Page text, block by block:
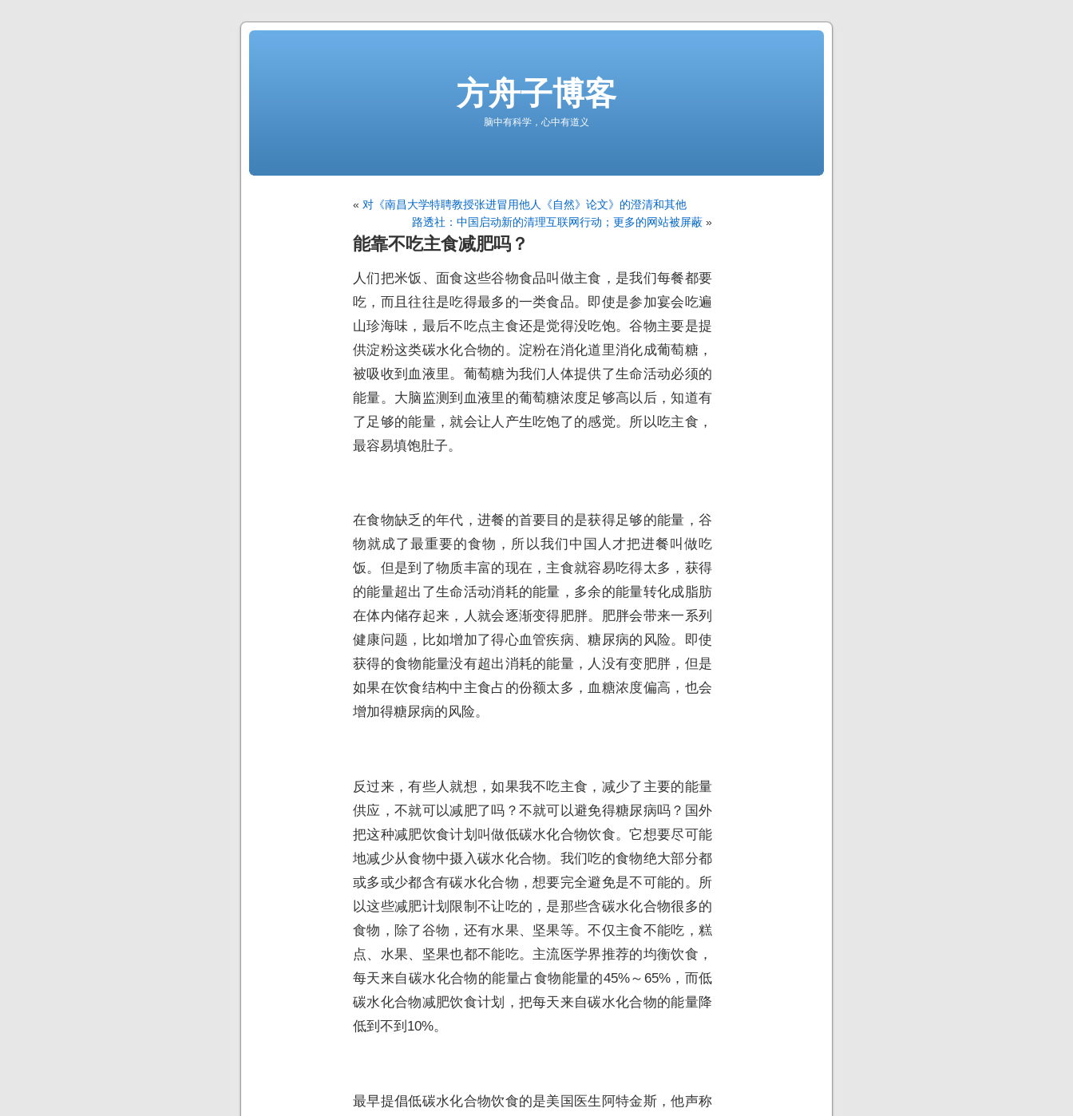
方舟子博客
脑中有科学，心中有道义
« 对《南昌大学特聘教授张进冒用他人《自然》论文》的澄清和其他
路透社：中国启动新的清理互联网行动；更多的网站被屏蔽 »
能靠不吃主食减肥吗？
人们把米饭、面食这些谷物食品叫做主食，是我们每餐都要
吃，而且往往是吃得最多的一类食品。即使是参加宴会吃遍
山珍海味，最后不吃点主食还是觉得没吃饱。谷物主要是提
供淀粉这类碳水化合物的。淀粉在消化道里消化成葡萄糖，
被吸收到血液里。葡萄糖为我们人体提供了生命活动必须的
能量。大脑监测到血液里的葡萄糖浓度足够高以后，知道有
了足够的能量，就会让人产生吃饱了的感觉。所以吃主食，
最容易填饱肚子。
在食物缺乏的年代，进餐的首要目的是获得足够的能量，谷
物就成了最重要的食物，所以我们中国人才把进餐叫做吃
饭。但是到了物质丰富的现在，主食就容易吃得太多，获得
的能量超出了生命活动消耗的能量，多余的能量转化成脂肪
在体内储存起来，人就会逐渐变得肥胖。肥胖会带来一系列
健康问题，比如增加了得心血管疾病、糖尿病的风险。即使
获得的食物能量没有超出消耗的能量，人没有变肥胖，但是
如果在饮食结构中主食占的份额太多，血糖浓度偏高，也会
增加得糖尿病的风险。
反过来，有些人就想，如果我不吃主食，减少了主要的能量
供应，不就可以减肥了吗？不就可以避免得糖尿病吗？国外
把这种减肥饮食计划叫做低碳水化合物饮食。它想要尽可能
地减少从食物中摄入碳水化合物。我们吃的食物绝大部分都
或多或少都含有碳水化合物，想要完全避免是不可能的。所
以这些减肥计划限制不让吃的，是那些含碳水化合物很多的
食物，除了谷物，还有水果、坚果等。不仅主食不能吃，糕
点、水果、坚果也都不能吃。主流医学界推荐的均衡饮食，
每天来自碳水化合物的能量占食物能量的45%～65%，而低
碳水化合物减肥饮食计划，把每天来自碳水化合物的能量降
低到不到10%。
最早提倡低碳水化合物饮食的是美国医生阿特金斯，他声称